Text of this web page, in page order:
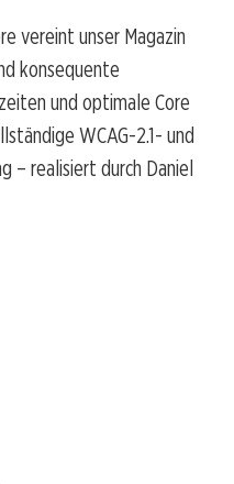
vereint unser Magazin
konsequente
und optimale Core
WCAG-2.1- und
– realisiert durch Daniel